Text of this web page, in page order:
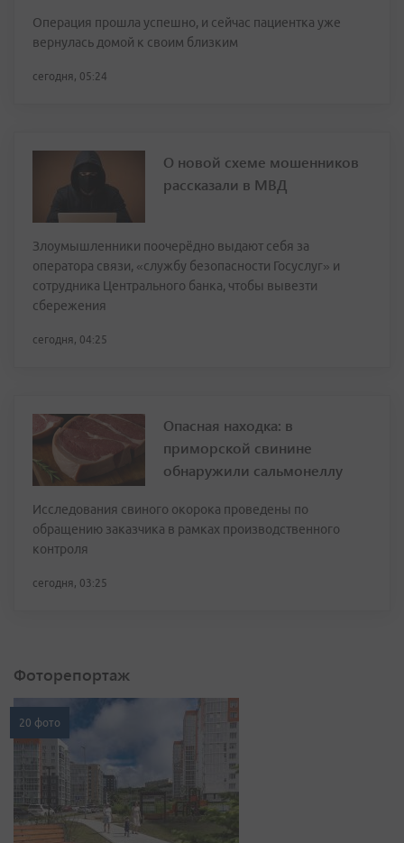
Операция прошла успешно, и сейчас пациентка уже
вернулась домой к своим близким
сегодня, 05:24
О новой схеме мошенников
рассказали в МВД
Злоумышленники поочерёдно выдают себя за
оператора связи, «службу безопасности Госуслуг» и
сотрудника Центрального банка, чтобы вывезти
сбережения
сегодня, 04:25
Опасная находка: в
приморской свинине
обнаружили сальмонеллу
Исследования свиного окорока проведены по
обращению заказчика в рамках производственного
контроля
сегодня, 03:25
Фоторепортаж
20 фото